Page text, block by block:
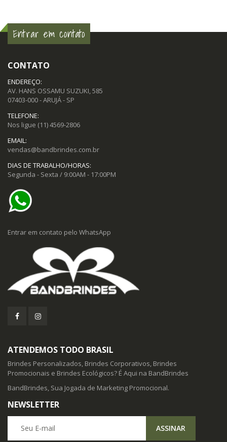
Entrar em contato
CONTATO
ENDEREÇO:
AV. HANS OSSAMU SUZUKI, 585
07403-000 - ARUJÁ - SP
TELEFONE:
Nos ligue (11) 4569-2806
EMAIL:
vendas@bandbrindes.com.br
DIAS DE TRABALHO/HORAS:
Segunda - Sexta / 9:00AM - 17:00PM
Entrar em contato pelo WhatsApp
ATENDEMOS TODO BRASIL
Brindes Personalizados, Brindes Corporativos, Brindes
Promocionais e Brindes Ecológicos? É Aqui na BandBrindes
BandBrindes, Sua Jogada de Marketing Promocional.
NEWSLETTER
ASSINAR